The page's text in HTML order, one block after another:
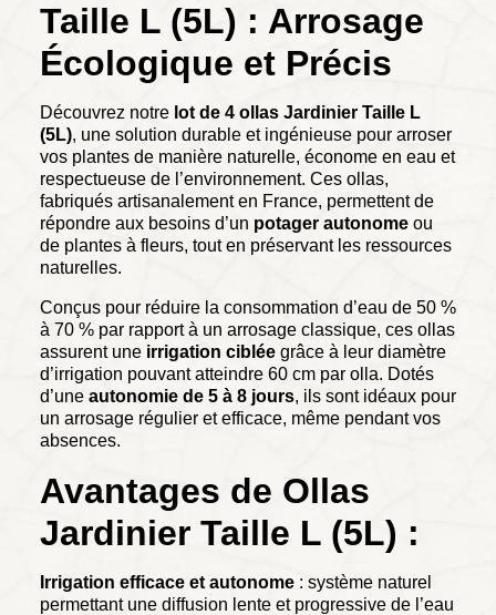
Taille L (5L) : Arrosage
Écologique et Précis
Découvrez notre lot de 4 ollas Jardinier Taille L
(5L), une solution durable et ingénieuse pour arroser
vos plantes de manière naturelle, économe en eau et
respectueuse de l’environnement. Ces ollas,
fabriqués artisanalement en France, permettent de
répondre aux besoins d’un potager autonome ou
de plantes à fleurs, tout en préservant les ressources
naturelles.
Conçus pour réduire la consommation d’eau de 50 %
à 70 % par rapport à un arrosage classique, ces ollas
assurent une irrigation ciblée grâce à leur diamètre
d’irrigation pouvant atteindre 60 cm par olla. Dotés
d’une autonomie de 5 à 8 jours, ils sont idéaux pour
un arrosage régulier et efficace, même pendant vos
absences.
Avantages de Ollas
Jardinier Taille L (5L) :
Irrigation efficace et autonome : système naturel
permettant une diffusion lente et progressive de l’eau